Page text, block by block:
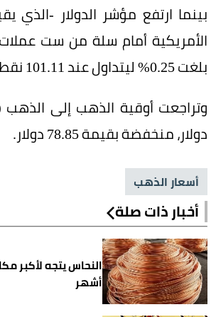
بينما ارتفع مؤشر الدولار -الذي
الأمريكية أمام سلة من ست
بلغت 0.25% ليتداول عند 101.11 نقطة.
دولار، منخفضة بقيمة 78.85 دولار.
أسعار الذهب
أخبار ذات صلة
أشهر